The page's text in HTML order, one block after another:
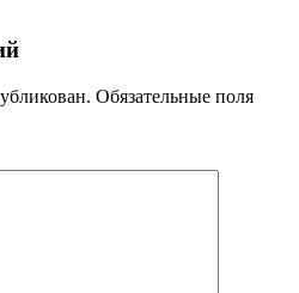
Обязательные поля